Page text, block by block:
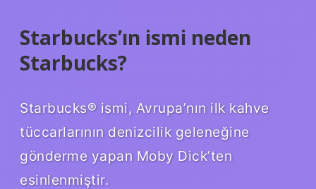
Starbucks’ın ismi neden
Starbucks?
Starbucks® ismi, Avrupa’nın ilk kahve
tüccarlarının denizcilik geleneğine
gönderme yapan Moby Dick’ten
esinlenmiştir.